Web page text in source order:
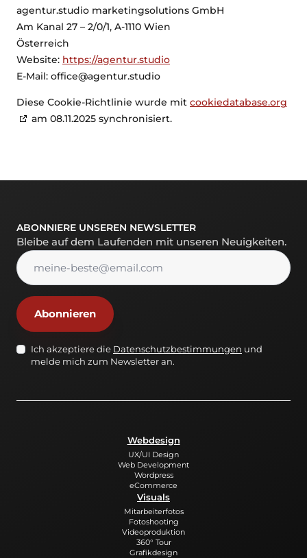
agentur.studio marketingsolutions GmbH
Am Kanal 27 – 2/0/1, A-1110 Wien
Österreich
Website: https://agentur.studio
E-Mail: office@agentur.studio
Diese Cookie-Richtlinie wurde mit cookiedatabase.org
am 08.11.2025 synchronisiert.
ABONNIERE UNSEREN NEWSLETTER
Bleibe auf dem Laufenden mit unseren Neuigkeiten.
Datenschutz-
Ich akzeptiere die Datenschutzbestimmungen und
melde mich zum Newsletter an.
Abonnieren
Webdesign
UX/UI Design
Web Development
Wordpress
eCommerce
Visuals
Mitarbeiterfotos
Fotoshooting
Videoproduktion
360° Tour
Grafikdesign